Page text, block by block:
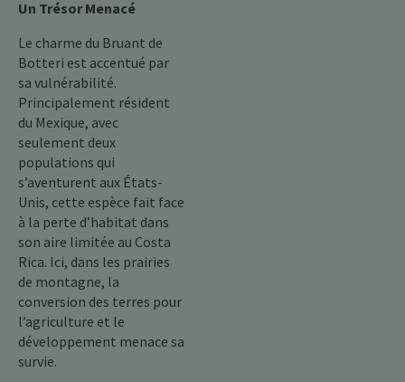
Un Trésor Menacé
Le charme du Bruant de
Botteri est accentué par
sa vulnérabilité.
Principalement résident
du Mexique, avec
seulement deux
populations qui
s’aventurent aux États-
Unis, cette espèce fait face
à la perte d’habitat dans
son aire limitée au Costa
Rica. Ici, dans les prairies
de montagne, la
conversion des terres pour
l’agriculture et le
développement menace sa
survie.